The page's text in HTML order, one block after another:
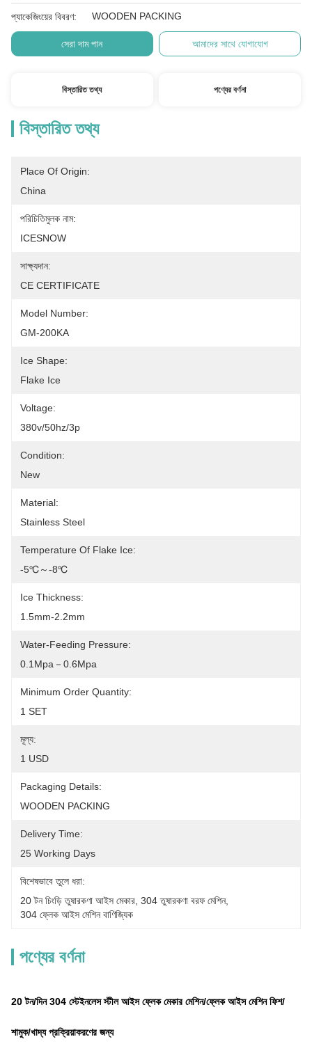
প্যাকেজিংয়ের বিবরণ: WOODEN PACKING
সেরা দাম পান আমাদের সাথে যোগাযোগ
বিস্তারিত তথ্য পণ্যের বর্ণনা
বিস্তারিত তথ্য
Place Of Origin:
China
পরিচিতিমুলক নাম:
ICESNOW
সাক্ষ্যদান:
CE CERTIFICATE
Model Number:
GM-200KA
Ice Shape:
Flake Ice
Voltage:
380v/50hz/3p
Condition:
New
Material:
Stainless Steel
Temperature Of Flake Ice:
-5℃～-8℃
Ice Thickness:
1.5mm-2.2mm
Water-Feeding Pressure:
0.1Mpa－0.6Mpa
Minimum Order Quantity:
1 SET
মূল্য:
1 USD
Packaging Details:
WOODEN PACKING
Delivery Time:
25 Working Days
বিশেষভাবে তুলে ধরা:
20 টন চিংড়ি তুষারকণা আইস মেকার 304 তুষারকণা বরফ মেশিন,
304 ফ্লেক আইস মেশিন বাণিজ্যিক
পণ্যের বর্ণনা
20 টন/দিন 304 স্টেইনলেস স্টীল আইস ফ্লেক মেকার মেশিন/ফ্লেক আইস মেশিন ফিশ/
শামুক/খাদ্য প্রক্রিয়াকরণের জন্য